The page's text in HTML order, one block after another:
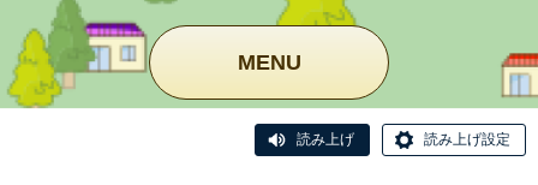
MENU
読み上げ 読み上げ設定